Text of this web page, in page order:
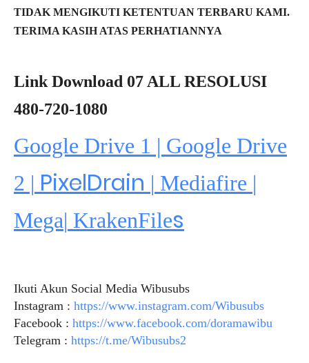
TIDAK MENGIKUTI KETENTUAN TERBARU KAMI.
TERIMA KASIH ATAS PERHATIANNYA
Link Download 07 ALL RESOLUSI
480-720-1080
Google Drive 1 | Google Drive
2 | PixelDrain | Mediafire |
Mega| KrakenFiles
Ikuti Akun Social Media Wibusubs
Instagram : https://www.instagram.com/Wibusubs
Facebook : https://www.facebook.com/doramawibu
Telegram : https://t.me/Wibusubs2